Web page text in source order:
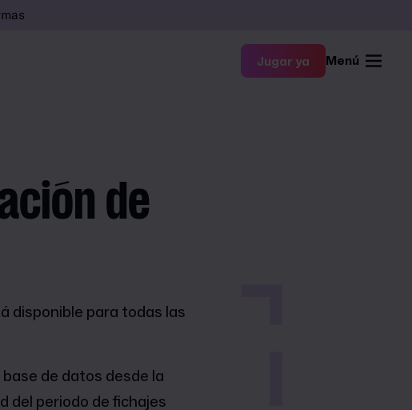
Jugar ya Menú
de
disponible para todas las
de datos desde la
del periodo de fichajes